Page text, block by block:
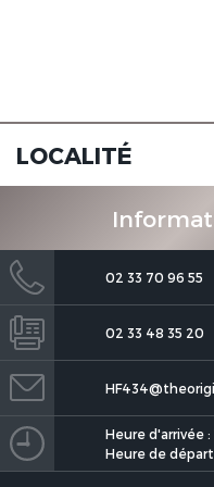
LOCALITÉ
02 33 70 96 55
02 33 48 35 20
Heure d'arrivée :
Heure de départ